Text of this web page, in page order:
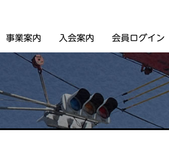
事業案内 入会案内 会員ログイン